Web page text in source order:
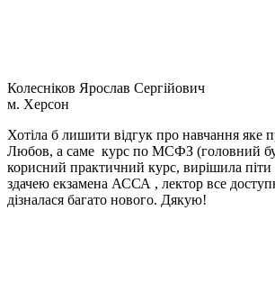
Колесніков Ярослав Сергійович
м. Херсон
Хотіла б лишити відгук про навчання яке
Любов, а саме курс по МСФЗ (головний
корисний практичний курс, вирішила піти
здачею екзамена АССА , лектор все
дізналася багато нового. Дякую!